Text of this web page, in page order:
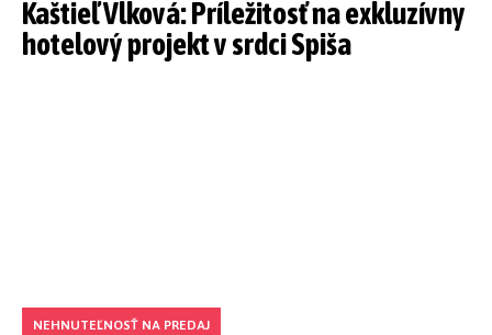
Kaštieľ Vlková: Príležitosť na exkluzívny
hotelový projekt v srdci Spiša
NEHNUTEĽNOSŤ NA PREDAJ